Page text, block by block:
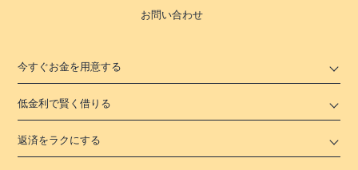
お問い合わせ
今すぐお金を用意する
低金利で賢く借りる
返済をラクにする